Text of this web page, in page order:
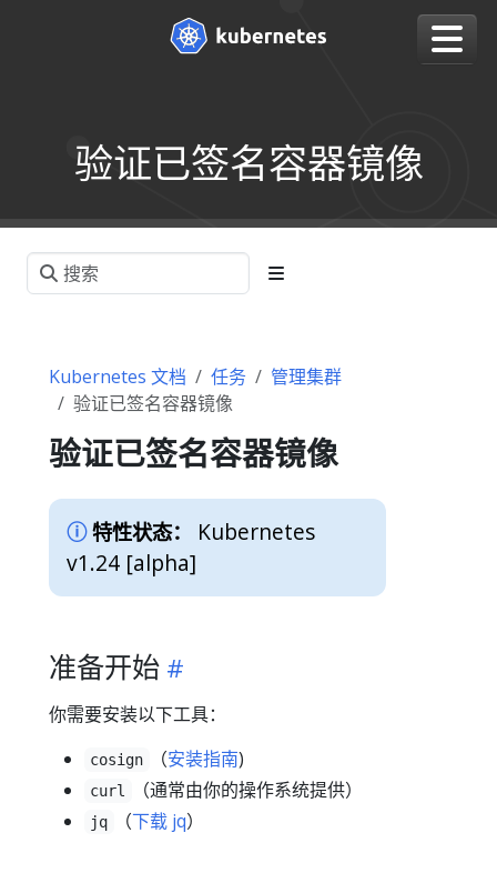
验证已签名容器镜像
Kubernetes 文档 任务
管理集群
验证已签名容器镜像
验证已签名容器镜像
特性状态：
Kubernetes
v1.24 [alpha]
准备开始
你需要安装以下工具：
cosign （安装指南)
curl （通常由你的操作系统提供）
jq （下载 jq）